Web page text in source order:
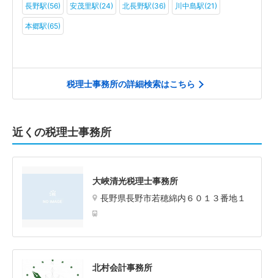
長野駅(56) 安茂里駅(24) 北長野駅(36) 川中島駅(21)
本郷駅(65)
税理士事務所の詳細検索はこちら
近くの税理士事務所
大峽清光税理士事務所
長野県長野市若穂綿内６０１３番地１
北村会計事務所